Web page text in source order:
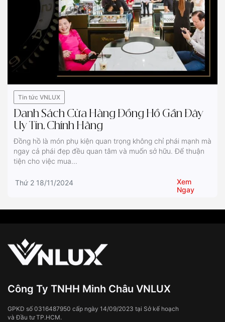
Tin tức VNLUX
Danh Sách Cửa Hàng Đồng Hồ Gần Đây
Uy Tín, Chính Hãng
Đồng hồ là món phụ kiện quan trọng không chỉ phái mạnh mà
ngay cả phái đẹp đều quan tâm và muốn sở hữu. Để thuận
tiện cho việc mua...
Thứ 2 18/11/2024
Xem
Ngay
Công Ty TNHH Minh Châu VNLUX
GPKD số 0316487950 cấp ngày 14/09/2023 tại Sở kế hoạch
và Đầu tư TP.HCM.